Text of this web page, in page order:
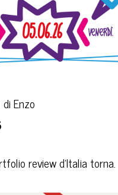
Enzo
review d’Italia torna.